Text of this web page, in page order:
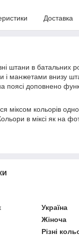
Доставка
штани в батальних
і манжетами внизу
поясі доповнено
міксом кольорів
в міксі як на
Україна
Жіноча
Різні